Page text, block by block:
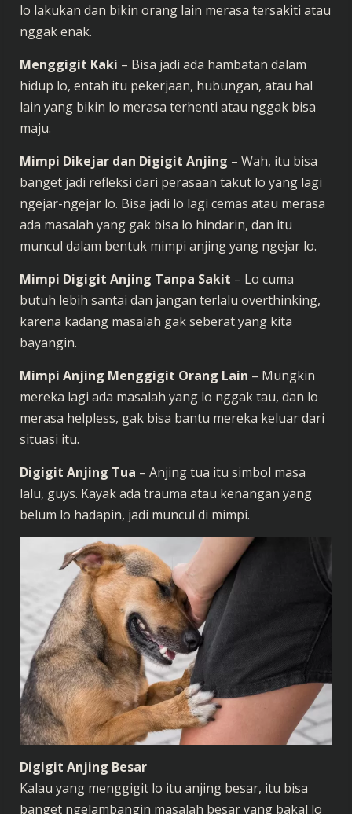
lo lakukan dan bikin orang lain merasa tersakiti atau
nggak enak.
Menggigit Kaki – Bisa jadi ada hambatan dalam
hidup lo, entah itu pekerjaan, hubungan, atau hal
lain yang bikin lo merasa terhenti atau nggak bisa
maju.
Mimpi Dikejar dan Digigit Anjing – Wah, itu bisa
banget jadi refleksi dari perasaan takut lo yang lagi
ngejar-ngejar lo. Bisa jadi lo lagi cemas atau merasa
ada masalah yang gak bisa lo hindarin, dan itu
muncul dalam bentuk mimpi anjing yang ngejar lo.
Mimpi Digigit Anjing Tanpa Sakit – Lo cuma
butuh lebih santai dan jangan terlalu overthinking,
karena kadang masalah gak seberat yang kita
bayangin.
Mimpi Anjing Menggigit Orang Lain – Mungkin
mereka lagi ada masalah yang lo nggak tau, dan lo
merasa helpless, gak bisa bantu mereka keluar dari
situasi itu.
Digigit Anjing Tua – Anjing tua itu simbol masa
lalu, guys. Kayak ada trauma atau kenangan yang
belum lo hadapin, jadi muncul di mimpi.
Digigit Anjing Besar
Kalau yang menggigit lo itu anjing besar, itu bisa
banget ngelambangin masalah besar yang bakal lo